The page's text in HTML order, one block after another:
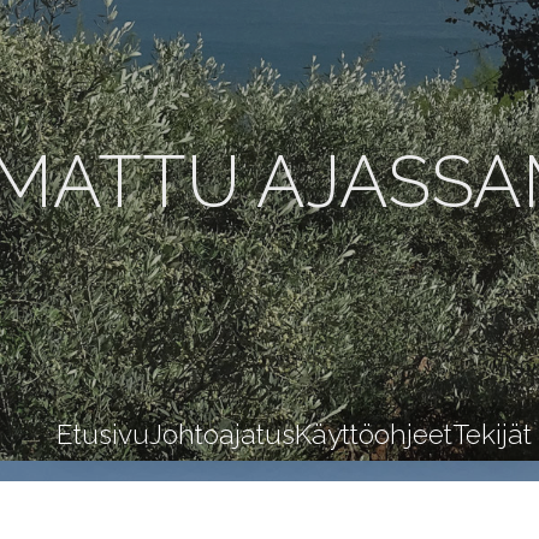
EtusivuJohtoajatusKäyttöohjeetTekijät